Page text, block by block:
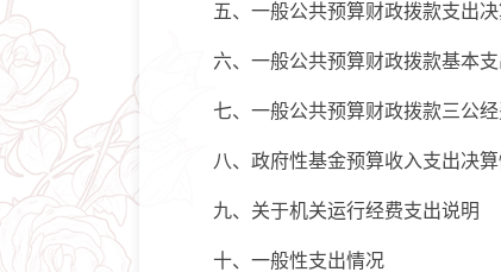
五、一般公共预算财政拨款支出决
六、一般公共预算财政拨款基本支
七、一般公共预算财政拨款三公经
八、政府性基金预算收入支出决算
九、关于机关运行经费支出说明
十、一般性支出情况